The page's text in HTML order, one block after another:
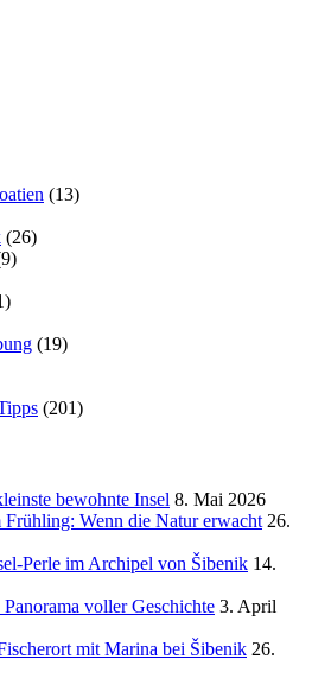
(13)
(26)
(19)
(201)
bewohnte Insel 8. Mai 2026
Wenn die Natur erwacht 26.
Perle im Archipel von Šibenik 14.
voller Geschichte 3. April
mit Marina bei Šibenik 26.